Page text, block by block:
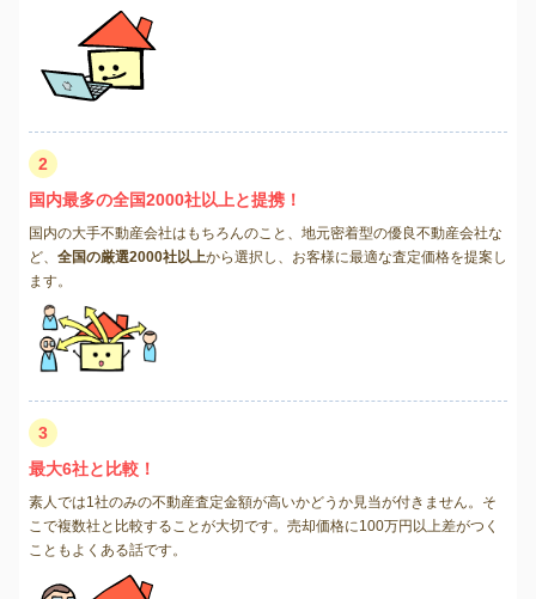
2
国内最多の全国2000社以上と提携！
国内の大手不動産会社はもちろんのこと、地元密着型の優良不動産会社な
ど、 全国の厳選2000社以上から選択し、お客様に最適な査定価格を提案し
ます。
3
最大6社と比較！
素人では1社のみの不動産査定金額が高いかどうか見当が付きません。そ
こで複数社と比較することが大切です。売却価格に100万円以上差がつく
こともよくある話です。